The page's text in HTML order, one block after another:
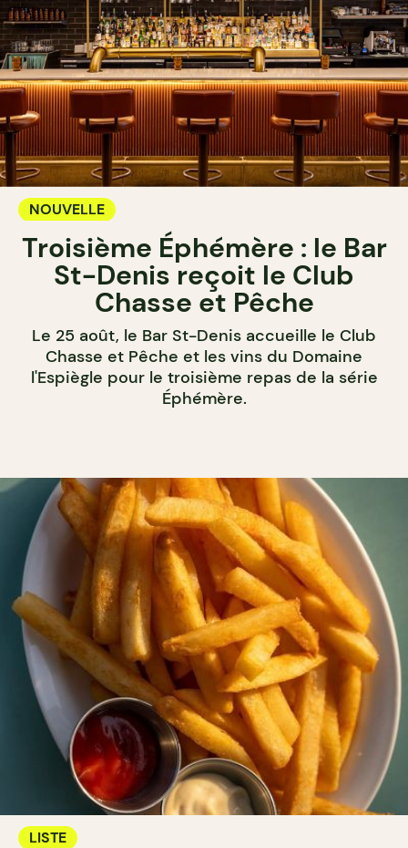
NOUVELLE
Troisième Éphémère : le Bar
St-Denis reçoit le Club
Chasse et Pêche
Le 25 août, le Bar St-Denis accueille le Club
Chasse et Pêche et les vins du Domaine
l'Espiègle pour le troisième repas de la série
Éphémère.
LISTE